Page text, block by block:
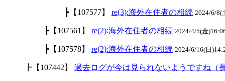
┣【107577】 re(3):海外在住者の相続 2024/6/8(
┣【107561】 re(2):海外在住者の相続 2024/4/5(金
┣【107578】 re(2):海外在住者の相続 2024/6/16(日
┣【107442】 過去ログが今は見られないようですね（